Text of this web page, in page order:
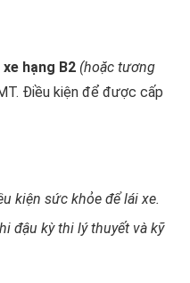
xe hạng B2 (hoặc tương
Điều kiện để được cấp
kiện sức khỏe để lái xe.
đậu kỳ thi lý thuyết và kỹ